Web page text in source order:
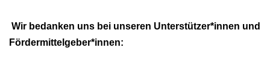
Wir bedanken uns bei unseren Unterstützer*innen und
Fördermittelgeber*innen: